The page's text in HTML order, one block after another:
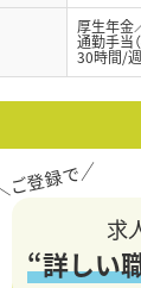
厚生年金
通勤手当
30時間/
求
“詳しい